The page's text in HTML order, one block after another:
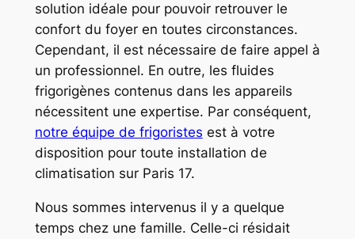
solution idéale pour pouvoir retrouver le
confort du foyer en toutes circonstances.
Cependant, il est nécessaire de faire appel à
un professionnel. En outre, les fluides
frigorigènes contenus dans les appareils
nécessitent une expertise. Par conséquent,
notre équipe de frigoristes est à votre
disposition pour toute installation de
climatisation sur Paris 17.
Nous sommes intervenus il y a quelque
temps chez une famille. Celle-ci résidait